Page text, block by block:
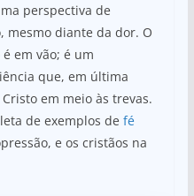
perspectiva de
mesmo diante da dor. O
em vão; é um
que, em última
em meio às trevas.
de exemplos de fé
e os cristãos na